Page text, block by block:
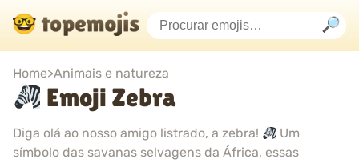
Home>Animais e natureza
Emoji Zebra
Diga olá ao nosso amigo listrado, a zebra!
Um
símbolo das savanas selvagens da África, essas